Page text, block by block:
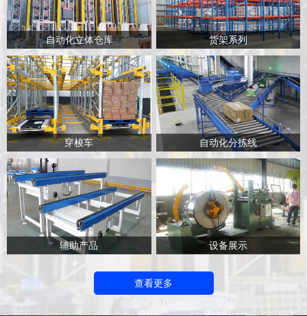
自动化立体仓库 货架系列
穿梭车 自动化分拣线
辅助产品 设备展示
查看更多